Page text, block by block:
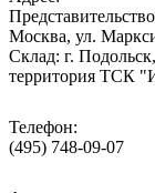
Москва, ул.
Cклад: г.
территория ТСК
Телефон:
(495) 748-09-07